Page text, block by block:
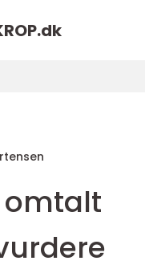
dk
omtalt